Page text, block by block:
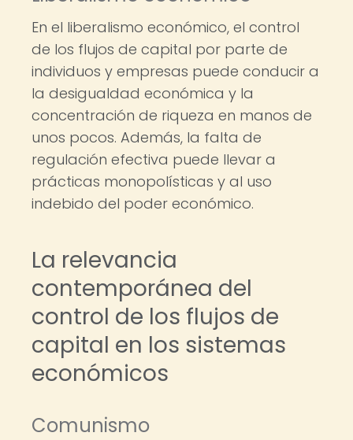
En el liberalismo económico, el control
de los flujos de capital por parte de
individuos y empresas puede conducir a
la desigualdad económica y la
concentración de riqueza en manos de
unos pocos. Además, la falta de
regulación efectiva puede llevar a
prácticas monopolísticas y al uso
indebido del poder económico.
La relevancia
contemporánea del
control de los flujos de
capital en los sistemas
económicos
Comunismo